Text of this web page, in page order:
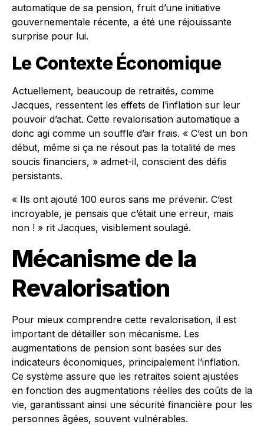
automatique de sa pension, fruit d’une initiative
gouvernementale récente, a été une réjouissante
surprise pour lui.
Le Contexte Économique
Actuellement, beaucoup de retraités, comme
Jacques, ressentent les effets de l’inflation sur leur
pouvoir d’achat. Cette revalorisation automatique a
donc agi comme un souffle d’air frais. « C’est un bon
début, même si ça ne résout pas la totalité de mes
soucis financiers, » admet-il, conscient des défis
persistants.
« Ils ont ajouté 100 euros sans me prévenir. C’est
incroyable, je pensais que c’était une erreur, mais
non ! » rit Jacques, visiblement soulagé.
Mécanisme de la
Revalorisation
Pour mieux comprendre cette revalorisation, il est
important de détailler son mécanisme. Les
augmentations de pension sont basées sur des
indicateurs économiques, principalement l’inflation.
Ce système assure que les retraites soient ajustées
en fonction des augmentations réelles des coûts de la
vie, garantissant ainsi une sécurité financière pour les
personnes âgées, souvent vulnérables.